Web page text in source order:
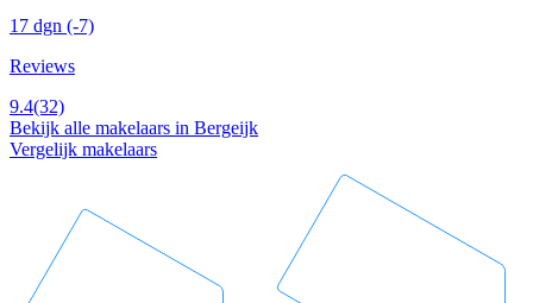
17 dgn (-7)
Reviews
9.4(32)
Bekijk alle makelaars in Bergeijk
Vergelijk makelaars